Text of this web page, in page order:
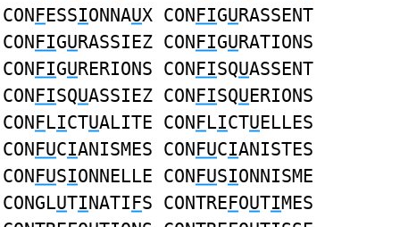
CONFESSIONNAUX CONFIGURASSENT
CONFIGURASSIEZ CONFIGURATIONS
CONFIGURERIONS CONFISQUASSENT
CONFISQUASSIEZ CONFISQUERIONS
CONFLICTUALITE CONFLICTUELLES
CONFUCIANISMES CONFUCIANISTES
CONFUSIONNELLE CONFUSIONNISME
CONGLUTINATIFS CONTREFOUTIMES